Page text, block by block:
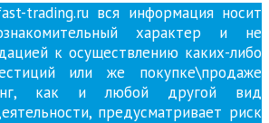
trading.ru вся информация носит
характер и не
к осуществлению каких-либо
или же покупке\продаже
как и любой другой вид
предусматривает риск